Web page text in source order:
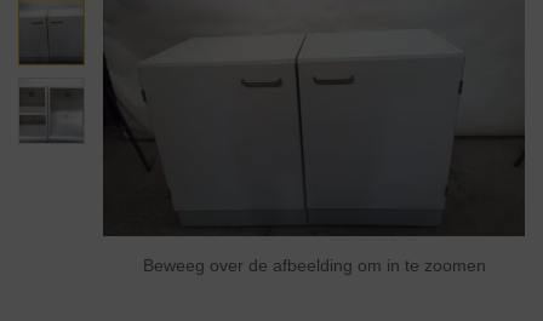
Beweeg over de afbeelding om in te zoomen